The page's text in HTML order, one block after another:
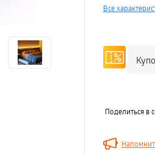
Все
Поделиться в